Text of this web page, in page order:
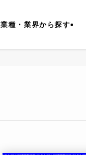
業種・業界から探す